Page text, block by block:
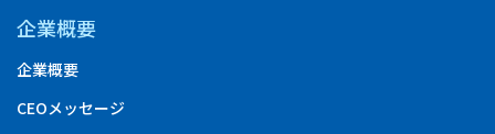
企業概要
企業概要
CEOメッセージ